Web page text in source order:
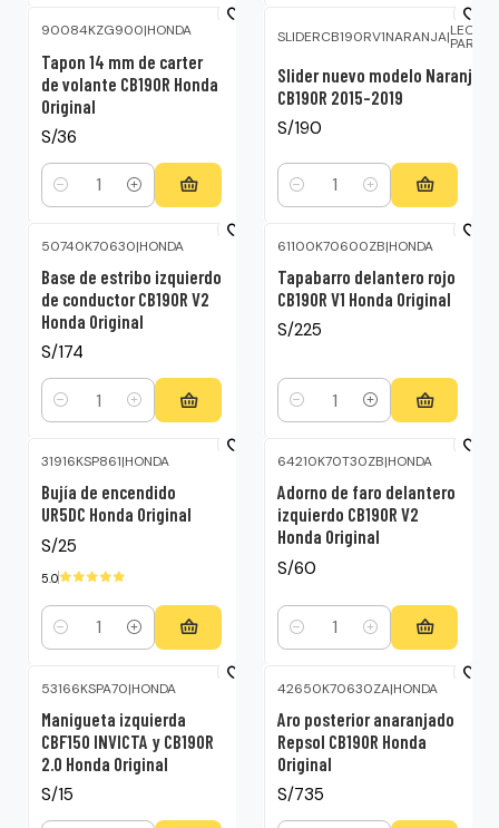
90084KZG900|HONDA
Tapon 14 mm de carter
de volante CB190R Honda
Original
S/36
Cantidad
SLIDERCB190RV1NARANJA|LEOS
PARTS
Slider nuevo modelo Naranja
CB190R 2015-2019
S/190
Cantidad
50740K70630|HONDA
Base de estribo izquierdo
de conductor CB190R V2
Honda Original
S/174
Cantidad
61100K70600ZB|HONDA
Tapabarro delantero rojo
CB190R V1 Honda Original
S/225
Cantidad
31916KSP861|HONDA
Bujía de encendido
UR5DC Honda Original
S/25
5.0
Cantidad
64210K70T30ZB|HONDA
Adorno de faro delantero
izquierdo CB190R V2
Honda Original
S/60
Cantidad
53166KSPA70|HONDA
Manigueta izquierda
CBF150 INVICTA y CB190R
2.0 Honda Original
S/15
42650K70630ZA|HONDA
Aro posterior anaranjado
Repsol CB190R Honda
Original
S/735